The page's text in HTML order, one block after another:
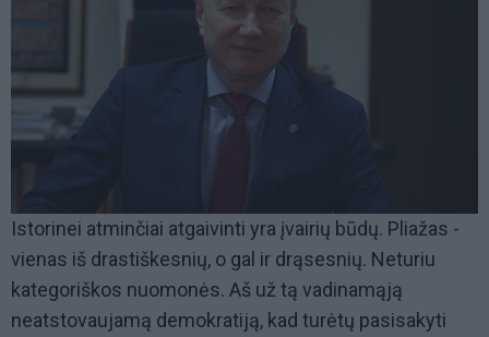
Istorinei atminčiai atgaivinti yra įvairių būdų. Pliažas -
vienas iš drastiškesnių, o gal ir drąsesnių. Neturiu
kategoriškos nuomonės. Aš už tą vadinamąją
neatstovaujamą demokratiją, kad turėtų pasisakyti